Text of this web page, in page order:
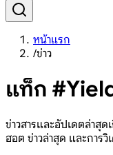
หน้าแรก
/ข่าว
แท็ก
ข่าวสารและอัปเดตล่าสุ
ฮอต ข่าวล่าสุด และการวิ